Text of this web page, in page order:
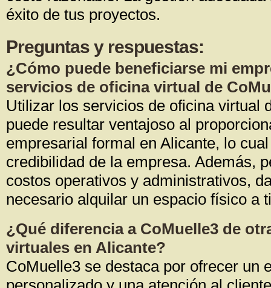
éxito de tus proyectos.
Preguntas y respuestas:
¿Cómo puede beneficiarse mi
servicios de oficina virtual de
Utilizar los servicios de oficina virtual
puede resultar ventajoso al
empresarial formal en Alicante, lo
credibilidad de la empresa. Además,
costos operativos y administrativos,
necesario alquilar un espacio físico a
¿Qué diferencia a CoMuelle3 de
virtuales en Alicante?
CoMuelle3 se destaca por ofrecer un